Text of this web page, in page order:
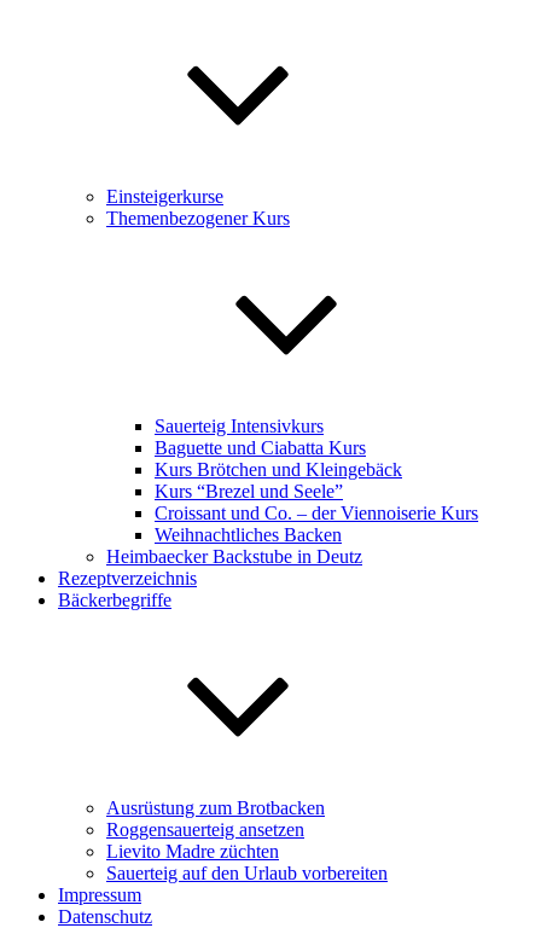
Einsteigerkurse
Themenbezogener Kurs
Sauerteig Intensivkurs
Baguette und Ciabatta Kurs
Kurs Brötchen und Kleingebäck
Kurs “Brezel und Seele”
Croissant und Co. – der Viennoiserie Kurs
Weihnachtliches Backen
Heimbaecker Backstube in Deutz
Rezeptverzeichnis
Bäckerbegriffe
Ausrüstung zum Brotbacken
Roggensauerteig ansetzen
Lievito Madre züchten
Sauerteig auf den Urlaub vorbereiten
Impressum
Datenschutz